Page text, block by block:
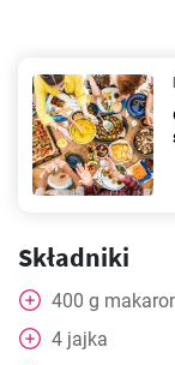
Składniki
400 g
4 jajka